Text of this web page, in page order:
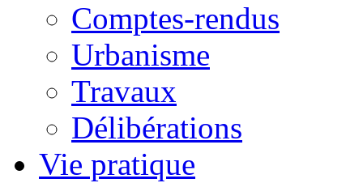
Comptes-rendus
Urbanisme
Travaux
Délibérations
Vie pratique